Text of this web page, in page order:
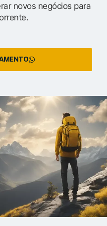
novos negócios para